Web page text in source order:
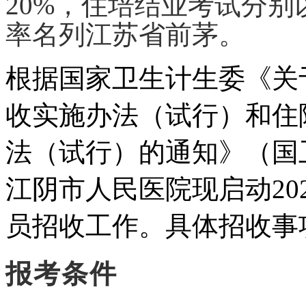
率名列江苏省前茅。
根据国家卫生计生委《
收实施办法（试行）和
法（试行）的通知》（
江阴市人民医院现启动20
员招收工作。具体招收
报考条件